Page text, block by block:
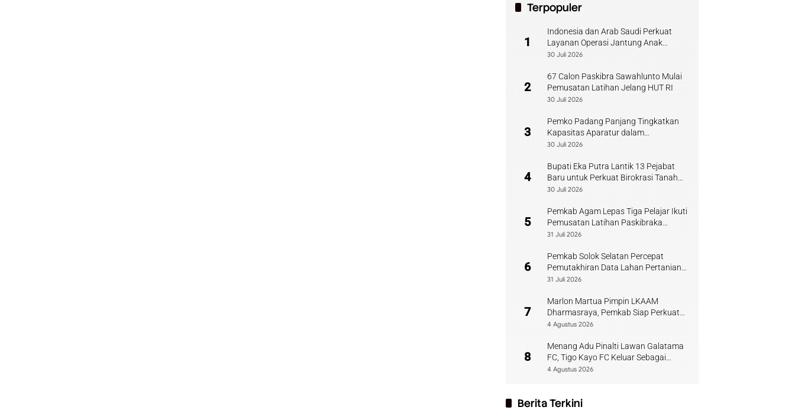
Terpopuler
1
Indonesia dan Arab Saudi Perkuat
Layanan Operasi Jantung Anak
Sumbar
30 Juli 2026
2
67 Calon Paskibra Sawahlunto Mulai
Pemusatan Latihan Jelang HUT RI
30 Juli 2026
3
Pemko Padang Panjang Tingkatkan
Kapasitas Aparatur dalam
Penanganan Pascabencana
30 Juli 2026
4
Bupati Eka Putra Lantik 13 Pejabat
Baru untuk Perkuat Birokrasi Tanah
Datar
30 Juli 2026
5
Pemkab Agam Lepas Tiga Pelajar Ikuti
Pemusatan Latihan Paskibraka
Sumbar
31 Juli 2026
6
Pemkab Solok Selatan Percepat
Pemutakhiran Data Lahan Pertanian
Pangan Berkelanjutan
31 Juli 2026
7
Marlon Martua Pimpin LKAAM
Dharmasraya, Pemkab Siap Perkuat
Sinergi Adat
4 Agustus 2026
8
Menang Adu Pinalti Lawan Galatama
FC, Tigo Kayo FC Keluar Sebagai
Juara Piala Walikota Payakumbuh
4 Agustus 2026
Berita Terkini